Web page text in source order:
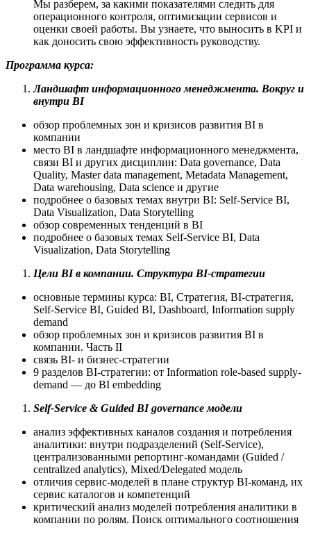
Мы разберем, за какими показателями следить для
операционного контроля, оптимизации сервисов и
оценки своей работы. Вы узнаете, что выносить в KPI и
как доносить свою эффективность руководству.
Программа курса:
Ландшафт информационного менеджмента. Вокруг и
внутри BI
обзор проблемных зон и кризисов развития BI в
компании
место BI в ландшафте информационного менеджмента,
связи BI и других дисциплин: Data governance, Data
Quality, Master data management, Metadata Management,
Data warehousing, Data science и другие
подробнее о базовых темах внутри BI: Self-Service BI,
Data Visualization, Data Storytelling
обзор современных тенденций в BI
подробнее о базовых темах Self-Service BI, Data
Visualization, Data Storytelling
Цели BI в компании. Структура BI-стратегии
основные термины курса: BI, Стратегия, BI-стратегия,
Self-Service BI, Guided BI, Dashboard, Information supply
demand
обзор проблемных зон и кризисов развития BI в
компании. Часть II
связь BI- и бизнес-стратегии
9 разделов BI-стратегии: от Information role-based supply-
demand — до BI embedding
Self-Service & Guided BI governance модели
анализ эффективных каналов создания и потребления
аналитики: внутри подразделений (Self-Service),
централизованными репортинг-командами (Guided /
centralized analytics), Mixed/Delegated модель
отличия сервис-моделей в плане структур BI-команд, их
сервис каталогов и компетенций
критический анализ моделей потребления аналитики в
компании по ролям. Поиск оптимального соотношения